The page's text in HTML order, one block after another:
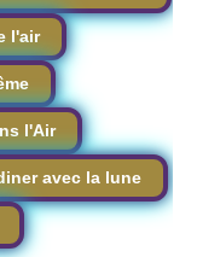
l'air
l'Air
avec la lune